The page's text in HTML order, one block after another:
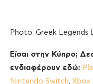
Photo: Greek Legends
Είσαι στην Κύπρο;
ενδιαφέρουν εδώ:
Nintendo Switch, Xbox